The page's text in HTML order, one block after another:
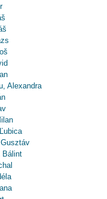
Alexandra
Bálint